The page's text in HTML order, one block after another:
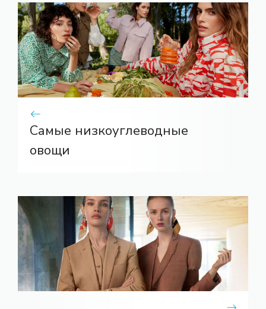
Самые низкоуглеводные
овощи